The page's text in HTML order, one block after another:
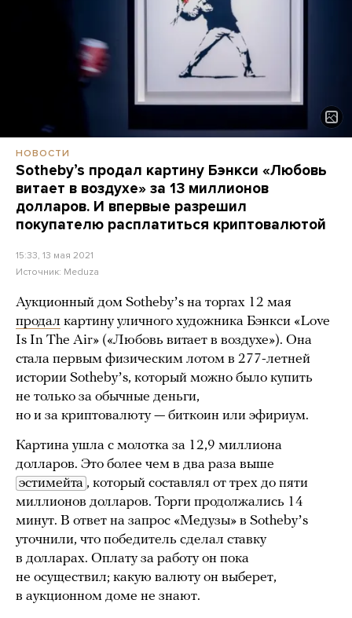
НОВОСТИ
Sothebyʼs продал картину Бэнкси «Любовь
витает в воздухе» за 13 миллионов
долларов. И впервые разрешил
покупателю расплатиться криптовалютой
15:33, 13 мая 2021
Источник: Meduza
Аукционный дом Sothebyʼs на торгах 12 мая
продал картину уличного художника Бэнкси «Love
Is In The Air» («Любовь витает в воздухе»). Она
стала первым физическим лотом в 277-летней
истории Sothebyʼs, который можно было купить
не только за обычные деньги,
но и за криптовалюту — биткоин или эфириум.
Картина ушла с молотка за 12,9 миллиона
долларов. Это более чем в два раза выше
эстимейта , который составлял от трех до пяти
миллионов долларов. Торги продолжались 14
минут. В ответ на запрос «Медузы» в Sothebyʼs
уточнили, что победитель сделал ставку
в долларах. Оплату за работу он пока
не осуществил; какую валюту он выберет,
в аукционном доме не знают.